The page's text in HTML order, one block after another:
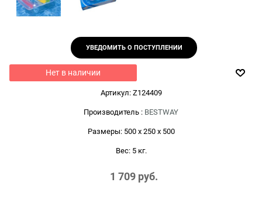
УВЕДОМИТЬ О ПОСТУПЛЕНИИ
Нет в наличии
Артикул: Z124409
Производитель : BESTWAY
Размеры: 500 x 250 x 500
Вес: 5кг.
1 709 руб.